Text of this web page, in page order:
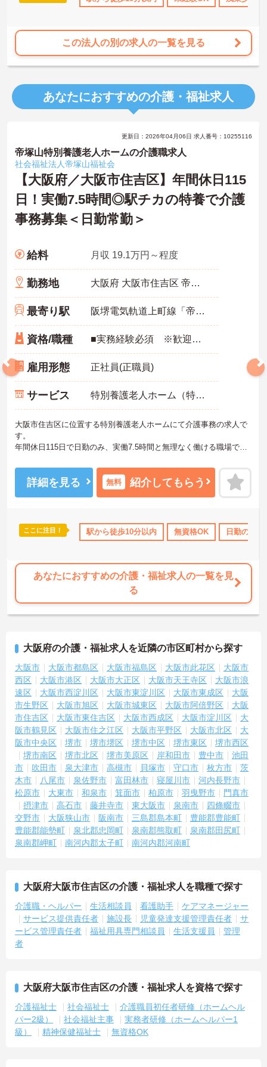
この法人の別の求人の一覧を見る
あなたにおすすめの介護・福祉求人
資格取得サポート 研修制度あり 産休･育休･介護休暇取得実
更新日：2026年04月06日 求人番号：10255116
帝塚山特別養護老人ホームの介護職求人
社会福祉法人帝塚山福祉会
【大阪府／大阪市住吉区】年間休日115
日！実働7.5時間◎駅チカの特養で介護
事務募集＜日勤常勤＞
給料 月収 19.1万円～程度
勤務地 大阪府 大阪市住吉区 帝塚山東2-1-35
最寄り駅 阪堺電気軌道上町線「帝塚山三丁目駅」徒歩1分
資格/職種 ■実務経験必須 ※歓迎：介護保険施設での事務経験 ■無資格可
雇用形態 正社員(正職員)
サービス 特別養護老人ホーム（特養）
大阪市住吉区に位置する特別養護老人ホームにて介護事務の求人で
す。
年間休日115日で日勤のみ、実働7.5時間と無理なく働ける職場で
最寄り駅から徒歩圏内のため通勤にも便利ですね。
ご興味のある方には、面接対策ポイントなど、さらに詳細をご案内
しますのでお気軽にご相談ください！
詳細を見る 無料 紹介してもらう
ここに注目！ 駅から徒歩10分以内 無資格OK 日勤のみ
あなたにおすすめの介護・福祉求人の一覧を見
る
大阪府の介護・福祉求人を近隣の市区町村から探す
大阪市 大阪市都島区 大阪市福島区 大阪市此花区
大阪市
西区
大阪市港区 大阪市大正区 大阪市天王寺区
大阪市浪
速区
大阪市西淀川区 大阪市東淀川区 大阪市東成区
大阪
市生野区
大阪市旭区 大阪市城東区 大阪市阿倍野区
大阪
市住吉区
大阪市東住吉区 大阪市西成区 大阪市淀川区
大
阪市鶴見区
大阪市住之江区 大阪市平野区 大阪市北区
大
阪市中央区
堺市 堺市堺区 堺市中区 堺市東区
堺市西区
堺市南区
堺市北区 堺市美原区 岸和田市 豊中市
池田
市
吹田市 泉大津市 高槻市 貝塚市 守口市 枚方市
茨
木市
八尾市 泉佐野市 富田林市 寝屋川市
河内長野市
松原市
大東市 和泉市 箕面市 柏原市 羽曳野市
門真市
摂津市
高石市 藤井寺市 東大阪市 泉南市
四條畷市
交野市
大阪狭山市 阪南市 三島郡島本町
豊能郡豊能町
豊能郡能勢町
泉北郡忠岡町 泉南郡熊取町
泉南郡田尻町
泉南郡岬町
南河内郡太子町 南河内郡河南町
大阪府大阪市住吉区の介護・福祉求人を職種で探す
介護職・ヘルパー 生活相談員 看護助手
ケアマネージャー
サービス提供責任者
施設長 児童発達支援管理責任者
サ
ービス管理責任者
福祉用具専門相談員 生活支援員
管理
者
大阪府大阪市住吉区の介護・福祉求人を資格で探す
介護福祉士 社会福祉士
介護職員初任者研修（ホームヘル
パー2級）
社会福祉主事
実務者研修（ホームヘルパー1
級）
精神保健福祉士 無資格OK